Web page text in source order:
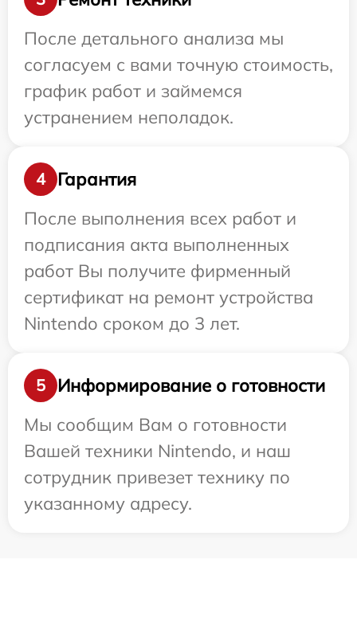
После детального анализа мы
согласуем с вами точную стоимость,
график работ и займемся
устранением неполадок.
4
Гарантия
После выполнения всех работ и
подписания акта выполненных
работ Вы получите фирменный
сертификат на ремонт устройства
Nintendo сроком до 3 лет.
5
Информирование о готовности
Мы сообщим Вам о готовности
Вашей техники Nintendo, и наш
сотрудник привезет технику по
указанному адресу.